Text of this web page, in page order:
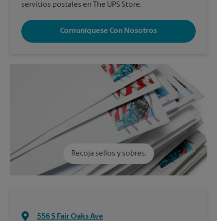
servicios postales en The UPS Store.
Comuníquese Con Nosotros
Recoja sellos y sobres.
556 S Fair Oaks Ave